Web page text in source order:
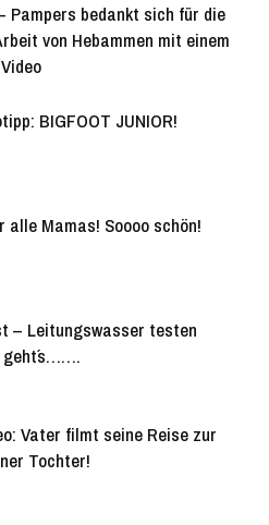
Pampers bedankt sich für die
von Hebammen mit einem
BIGFOOT JUNIOR!
alle Mamas! Soooo schön!
– Leitungswasser testen
geht´s…….
Vater filmt seine Reise zur
Tochter!